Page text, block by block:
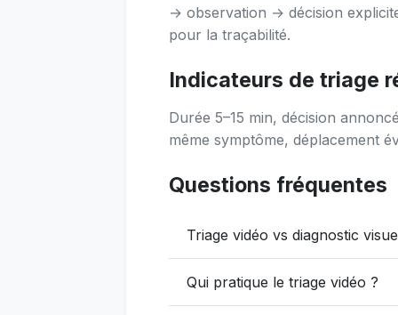
→ observation → décision
pour la traçabilité.
Indicateurs de triage
Durée 5–15 min, décision
même symptôme, déplacement
Questions fréquentes
Triage vidéo vs diagnostic
Qui pratique le triage vidéo ?